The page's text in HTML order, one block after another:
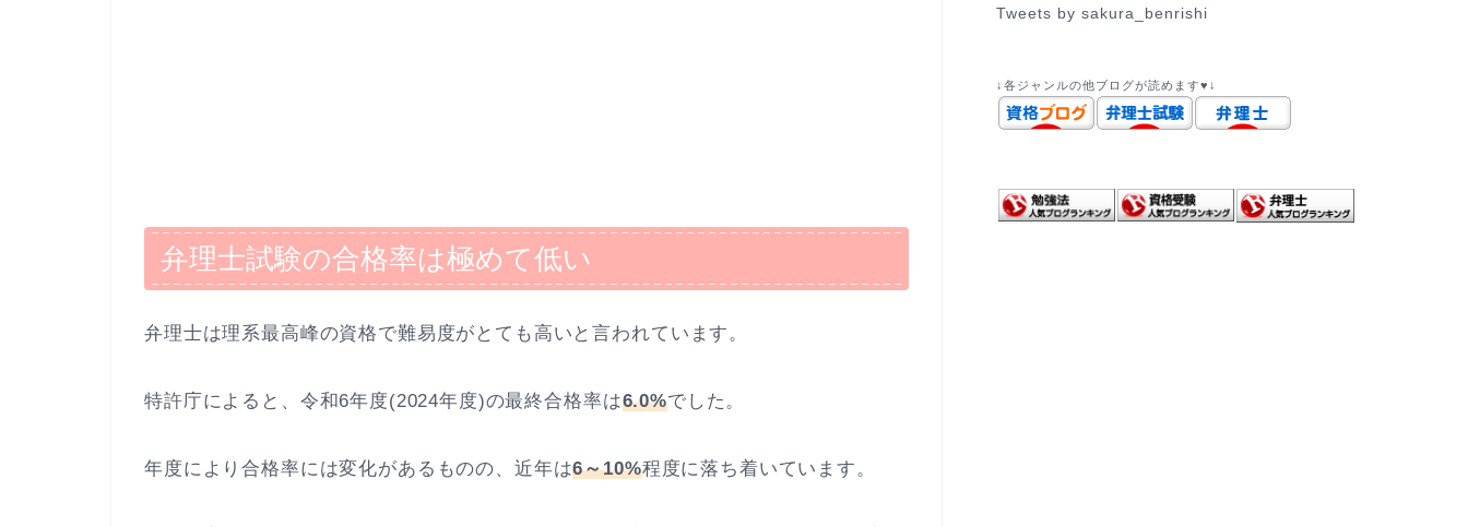
弁理士試験の合格率は極めて低い
弁理士は理系最高峰の資格で難易度がとても高いと言われています。
特許庁によると、令和6年度(2024年度)の最終合格率は6.0%でした。
年度により合格率には変化があるものの、近年は6～10%程度に落ち着いています。
Tweets by sakura_benrishi
↓各ジャンルの他ブログが読めます♥↓